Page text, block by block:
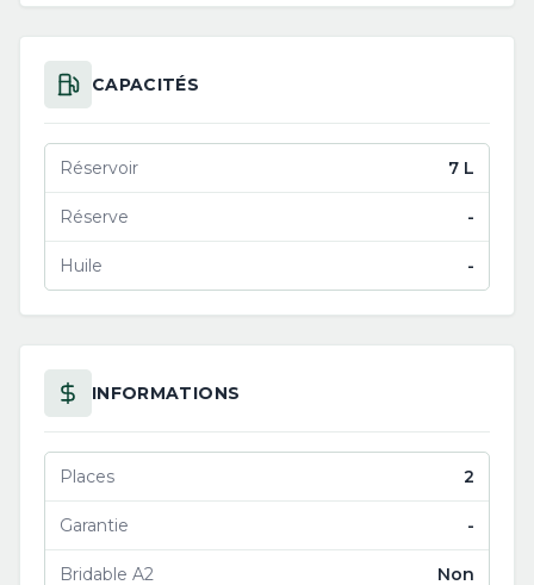
CAPACITÉS
Réservoir 7 L
Réserve -
Huile -
INFORMATIONS
Places 2
Garantie -
Bridable A2 Non